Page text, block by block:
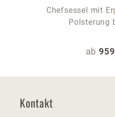
Chefsessel mit
Polsterung
ab
Kontakt